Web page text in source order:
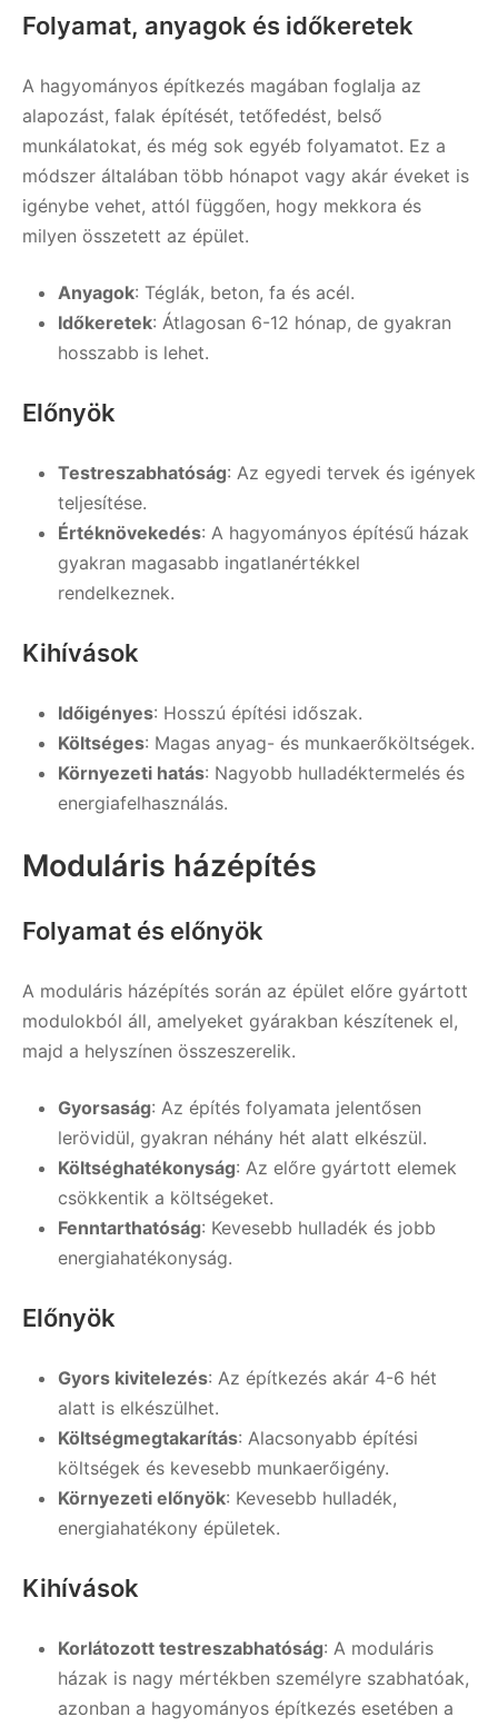
Folyamat, anyagok és időkeretek
A hagyományos építkezés magában foglalja az
alapozást, falak építését, tetőfedést, belső
munkálatokat, és még sok egyéb folyamatot. Ez a
módszer általában több hónapot vagy akár éveket is
igénybe vehet, attól függően, hogy mekkora és
milyen összetett az épület.
Anyagok: Téglák, beton, fa és acél.
Időkeretek: Átlagosan 6-12 hónap, de gyakran
hosszabb is lehet.
Előnyök
Testreszabhatóság: Az egyedi tervek és igények
teljesítése.
Értéknövekedés: A hagyományos építésű házak
gyakran magasabb ingatlanértékkel
rendelkeznek.
Kihívások
Időigényes: Hosszú építési időszak.
Költséges: Magas anyag- és munkaerőköltségek.
Környezeti hatás: Nagyobb hulladéktermelés és
energiafelhasználás.
Moduláris házépítés
Folyamat és előnyök
A moduláris házépítés során az épület előre gyártott
modulokból áll, amelyeket gyárakban készítenek el,
majd a helyszínen összeszerelik.
Gyorsaság: Az építés folyamata jelentősen
lerövidül, gyakran néhány hét alatt elkészül.
Költséghatékonyság: Az előre gyártott elemek
csökkentik a költségeket.
Fenntarthatóság: Kevesebb hulladék és jobb
energiahatékonyság.
Előnyök
Gyors kivitelezés: Az építkezés akár 4-6 hét
alatt is elkészülhet.
Költségmegtakarítás: Alacsonyabb építési
költségek és kevesebb munkaerőigény.
Környezeti előnyök: Kevesebb hulladék,
energiahatékony épületek.
Kihívások
Korlátozott testreszabhatóság: A moduláris
házak is nagy mértékben személyre szabhatóak,
azonban a hagyományos építkezés esetében a